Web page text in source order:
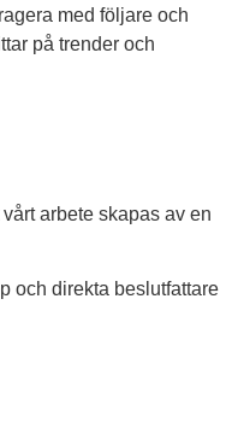
med följare och
på trender och
arbete skapas av en
och direkta beslutfattare